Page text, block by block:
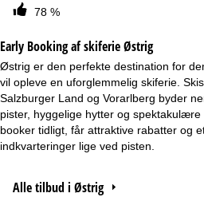
78 %
Early Booking af skiferie Østrig
Østrig er den perfekte destination for
vil opleve en uforglemmelig skiferie.
Salzburger Land og Vorarlberg byder
pister, hyggelige hytter og
booker tidligt, får attraktive rabatter og
indkvarteringer lige ved pisten.
Alle tilbud i Østrig